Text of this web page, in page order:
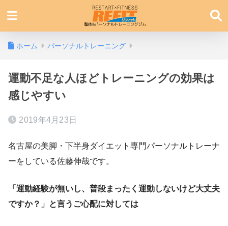
ホーム パーソナルトレーニング
運動不足な人ほどトレーニングの効果は
感じやすい
2019年4月23日
名古屋の美脚・下半身ダイエット専門パーソナルトレーナ
ーをしている佐藤伸哉です。
「運動経験が無いし、普段まったく運動しないけど大丈夫
ですか？」と言うご心配に対しては